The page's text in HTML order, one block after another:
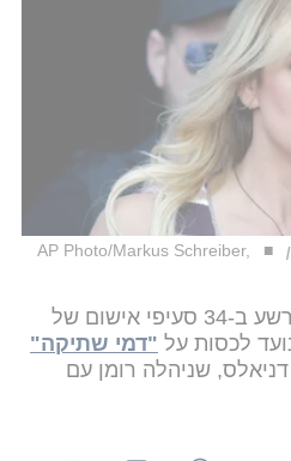
AP Photo/Markus Schreiber,
במאי האחרון, טראמפ הורשע ב-34 סעיפי אישום של
לכסות על "דמי שתיקה"
שניהלה רומן עם